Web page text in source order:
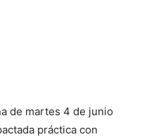
de martes 4 de junio
práctica con